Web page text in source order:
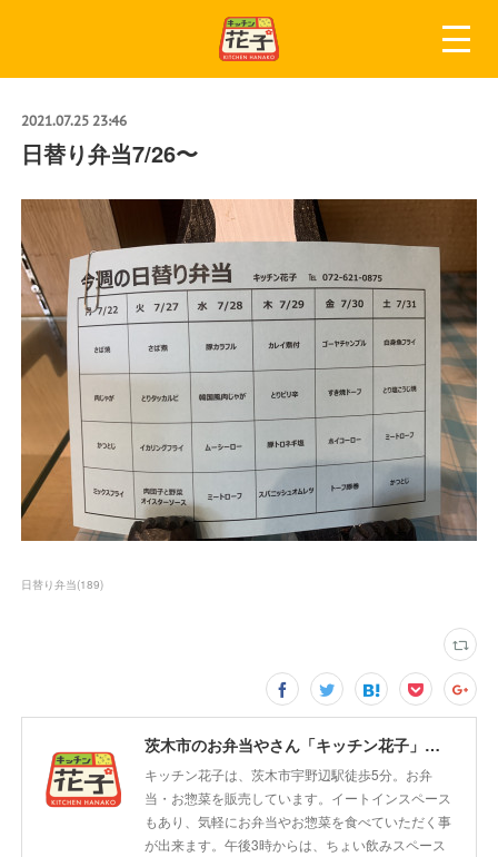
2021.07.25 23:46
日替り弁当7/26〜
日替り弁当(189)
茨木市のお弁当やさん「キッチン花子」ちょい飲みスペース「サウス」
キッチン花子は、茨木市宇野辺駅徒歩5分。お弁
当・お惣菜を販売しています。イートインスペース
もあり、気軽にお弁当やお惣菜を食べていただく事
が出来ます。午後3時からは、ちょい飲みスペース